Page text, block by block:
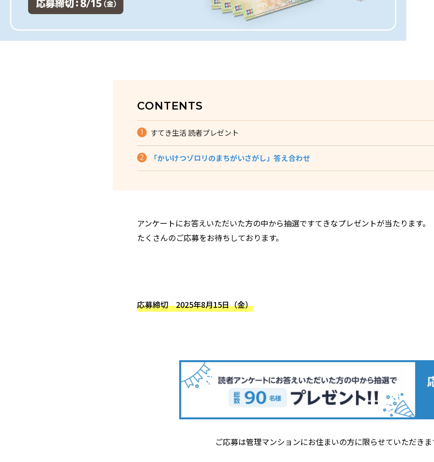
CONTENTS
すてき生活 読者プレゼント
「かいけつゾロリのまちがいさがし」答え合わせ
アンケートにお答えいただいた方の中から抽選ですてきなプレゼントが当たります。
たくさんのご応募をお待ちしております。
応募締切 2025年8月15日（金）
ご応募は管理マンションにお住まいの方に限らせていただきま